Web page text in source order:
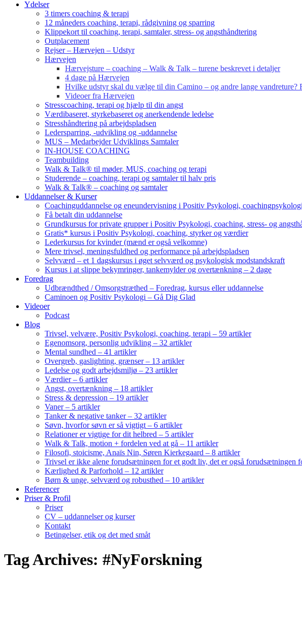
Ydelser
3 timers coaching & terapi
12 måneders coaching, terapi, rådgivning og sparring
Klippekort til coaching, terapi, samtaler, stress- og angsthåndtering
Outplacement
Rejser – Hærvejen – Udstyr
Hærvejen
Hærvejsture – coaching – Walk & Talk – turene beskrevet i detaljer
4 dage på Hærvejen
Hvilke udstyr skal du vælge til din Camino – og andre lange vandreture?
Videoer fra Hærvejen
Stresscoaching, terapi og hjælp til din angst
Værdibaseret, styrkebaseret og anerkendende ledelse
Stresshåndtering på arbejdspladsen
Ledersparring, -udvikling og -uddannelse
MUS – Medarbejder Udviklings Samtaler
IN-HOUSE COACHING
Teambuilding
Walk & Talk® til møder, MUS, coaching og terapi
Studerende – coaching, terapi og samtaler til halv pris
Walk & Talk® – coaching og samtaler
Uddannelser & Kurser
Coachinguddannelse og eneundervisning i Positiv Psykologi,
Få betalt din uddannelse
Grundkursus for private grupper i Positiv Psykologi, coaching, stress- og
Gratis* kursus i Positiv Psykologi, coaching, styrker og værdier
Lederkursus for kvinder (mænd er også velkomne)
Mere trivsel, meningsfuldhed og performance på arbejdspladsen
Selvværd – et 1 dagskursus i øget selvværd og psykologisk modstandskraft
Kursus i at slippe bekymringer, tankemylder og overtænkning – 2 dage
Foredrag
Udbrændthed / Omsorgstræthed – Foredrag, kursus eller uddannelse
Caminoen og Positiv Psykologi – Gå Dig Glad
Videoer
Podcast
Blog
Trivsel, velvære, Positiv Psykologi, coaching, terapi – 59 artikler
Egenomsorg, personlig udvikling – 32 artikler
Mental sundhed – 41 artikler
Overgreb, gaslighting, grænser – 13 artikler
Ledelse og godt arbejdsmiljø – 23 artikler
Værdier – 6 artikler
Angst, overtænkning – 18 artikler
Stress & depression – 19 artikler
Vaner – 5 artikler
Tanker & negative tanker – 32 artikler
Søvn, hvorfor søvn er så vigtigt – 6 artikler
Relationer er vigtige for dit helbred – 5 artikler
Walk & Talk, motion + fordelen ved at gå – 11 artikler
Filosofi, stoicisme, Anaïs Nin, Søren Kierkegaard – 8 artikler
Trivsel er ikke alene forudsætningen for et godt liv, det er også forudsætningen
Kærlighed & Parforhold – 12 artikler
Børn & unge, selvværd og robusthed – 10 artikler
Referencer
Priser & Profil
Priser
CV – uddannelser og kurser
Kontakt
Betingelser, etik og det med småt
Tag Archives: #NyForskning